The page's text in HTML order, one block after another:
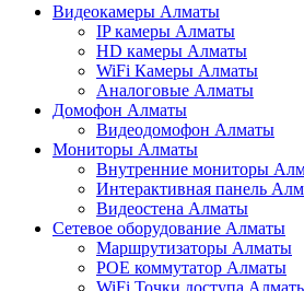
Видеокамеры Алматы
IP камеры Алматы
HD камеры Алматы
WiFi Камеры Алматы
Аналоговые Алматы
Домофон Алматы
Видеодомофон Алматы
Мониторы Алматы
Внутренние мониторы
Интерактивная панель
Видеостена Алматы
Сетевое оборудование Алматы
Маршрутизаторы Алматы
POE коммутатор Алматы
WiFi Точки доступа